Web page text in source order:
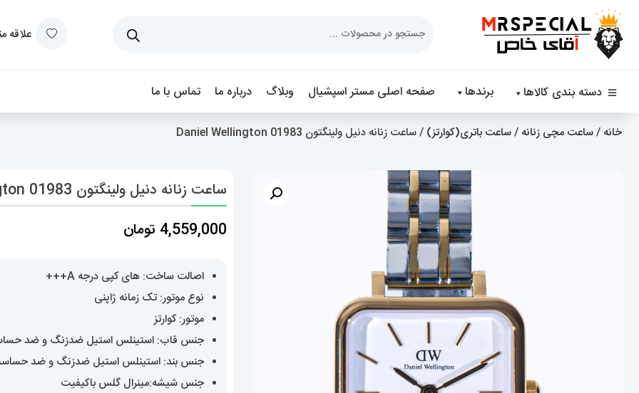
علاقه
دسته بندی کالاها برندها صفحه اصلی مستر اسپشیال وبلاگ درباره ما تماس با ما
خانه /ساعت مچی زنانه /ساعت باتری(کوارتز) / ساعت زنانه دنیل ولینگتون Daniel Wellington 01983
ساعت زنانه دنیل ولینگتون Daniel Wellington 01983
4,559,000 تومان
اصالت ساخت: های کپی درجه A+++
نوع موتور: تک زمانه ژاپنی
موتور: کوارتز
جنس قاب: استینلس استیل ضدزنگ و ضد
جنس بند: استینلس استیل ضدزنگ و ضد
جنس شیشه:مینرال گلس باکیفیت